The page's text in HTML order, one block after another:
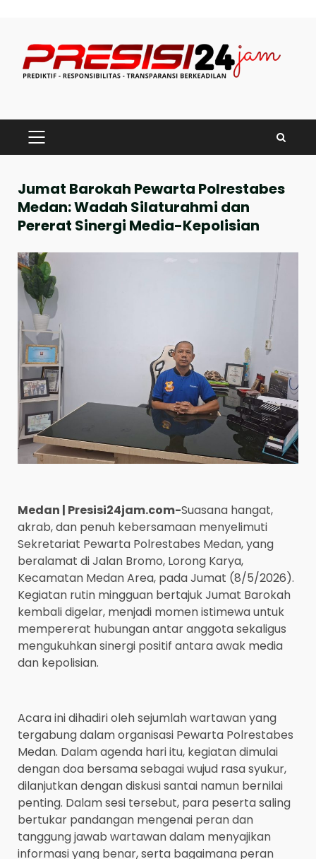
content
PRIMARY
MENU
Jumat Barokah Pewarta Polrestabes
Medan: Wadah Silaturahmi dan
Pererat Sinergi Media-Kepolisian
Medan | Presisi24jam.com-Suasana hangat,
akrab, dan penuh kebersamaan menyelimuti
Sekretariat Pewarta Polrestabes Medan, yang
beralamat di Jalan Bromo, Lorong Karya,
Kecamatan Medan Area, pada Jumat (8/5/2026).
Kegiatan rutin mingguan bertajuk Jumat Barokah
kembali digelar, menjadi momen istimewa untuk
mempererat hubungan antar anggota sekaligus
mengukuhkan sinergi positif antara awak media
dan kepolisian.
Acara ini dihadiri oleh sejumlah wartawan yang
tergabung dalam organisasi Pewarta Polrestabes
Medan. Dalam agenda hari itu, kegiatan dimulai
dengan doa bersama sebagai wujud rasa syukur,
dilanjutkan dengan diskusi santai namun bernilai
penting. Dalam sesi tersebut, para peserta saling
bertukar pandangan mengenai peran dan
tanggung jawab wartawan dalam menyajikan
informasi yang benar, serta bagaimana peran